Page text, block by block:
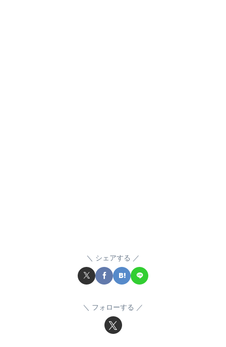
シェアする
フォローする